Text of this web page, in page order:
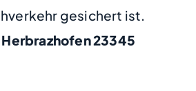
gesichert ist.
Herbrazhofen23345